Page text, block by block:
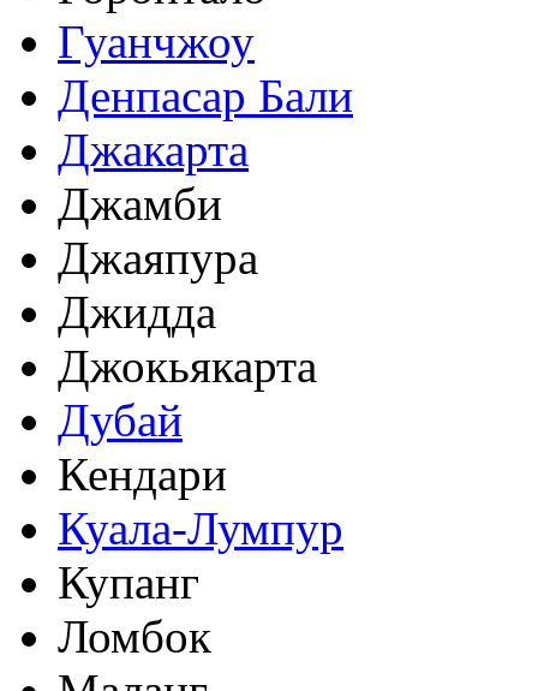
Гуанчжоу
Денпасар Бали
Джакарта
Джамби
Джаяпура
Джидда
Джокьякарта
Дубай
Кендари
Куала-Лумпур
Купанг
Ломбок